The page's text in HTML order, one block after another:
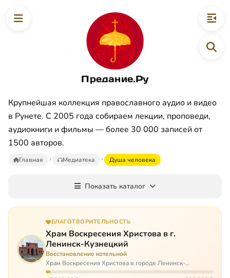
Предание.Ру
Крупнейшая коллекция православного аудио и видео
в Рунете. С 2005 года собираем лекции, проповеди,
аудиокниги и фильмы — более 30 000 записей от
1500 авторов.
Главная Медиатека Душа человека
Показать каталог
БЛАГОТВОРИТЕЛЬНОСТЬ
Храм Воскресения Христова в г.
Ленинск-Кузнецкий
Восстановление котельной
Храм Воскресения Христова в городе Ленинск-
Кузнецкий в Кемеровской области – совсем новый, он